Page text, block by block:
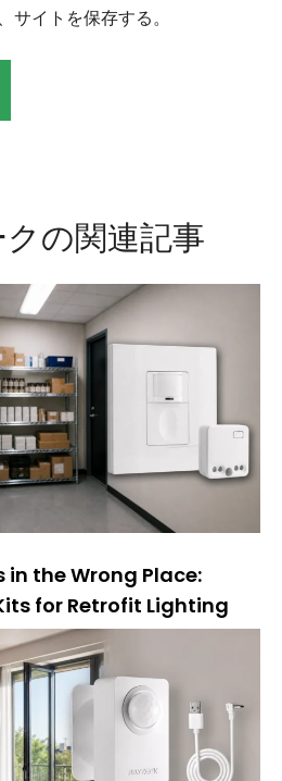
サイトを保存する。
の関連記事
in the Wrong Place:
for Retrofit Lighting